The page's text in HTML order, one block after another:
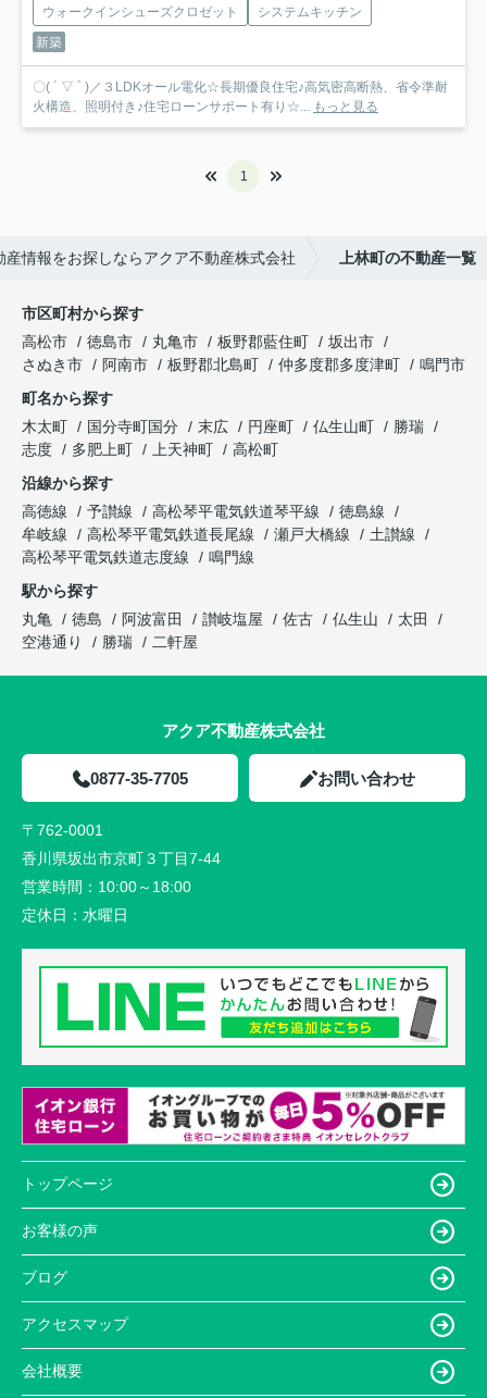
ウォークインシューズクロゼット
システムキッチン
新築
〇( ´ ▽ ` )／３LDKオール電化☆長期優良住宅♪高気密高断熱、省令準耐
火構造、照明付き♪住宅ローンサポート有り☆... もっと見る
1
産情報をお探しならアクア不動産株式会社 上林町の不動産一覧
市区町村から探す
高松市
徳島市 丸亀市 板野郡藍住町
坂出市
さぬき市
阿南市 板野郡北島町 仲多度郡多度津町
鳴門市
町名から探す
木太町
国分寺町国分 末広 円座町 仏生山町
勝瑞
志度
多肥上町 上天神町
高松町
沿線から探す
高徳線
予讃線 高松琴平電気鉄道琴平線
徳島線
牟岐線
高松琴平電気鉄道長尾線 瀬戸大橋線
土讃線
高松琴平電気鉄道志度線
鳴門線
駅から探す
丸亀
徳島 阿波富田 讃岐塩屋 佐古 仏生山
太田
空港通り
勝瑞 二軒屋
アクア不動産株式会社
0877-35-7705 お問い合わせ
〒762-0001
香川県坂出市京町３丁目7-44
営業時間： 10:00～18:00
定休日： 水曜日
トップページ
お客様の声
ブログ
アクセスマップ
会社概要